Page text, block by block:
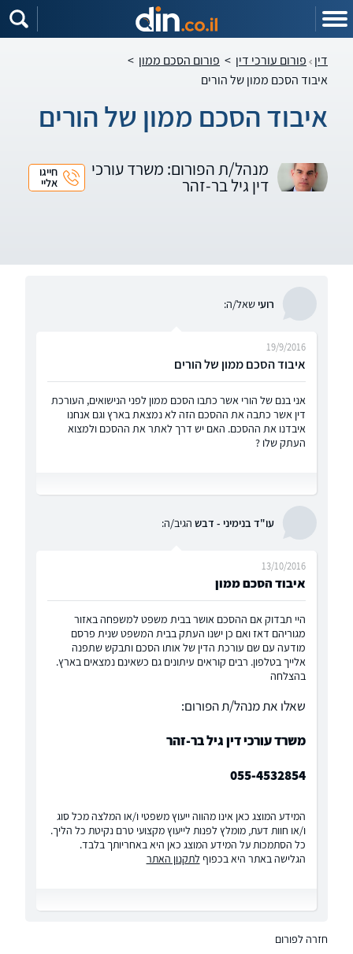
דין פורום עורכי דין > פורום הסכם ממון >
איבוד הסכם ממון של הורים
איבוד הסכם ממון של הורים
מנהל/ת הפורום: משרד עורכי
דין גיל בר-זהר
חייגו
אליי
רועישאל/ה:
איבוד הסכם ממון של הורים
19/9/2016
אני בנם של הורי אשר כתבו הסכם ממון לפני הנישואים, העורכת
דין אשר כתבה את ההסכם הזה לא נמצאת בארץ וגם אנחנו
איבדנו את ההסכם. האם יש דרך לאתר את ההסכם ולמצוא
העתק שלו ?
עו"ד בנימיני - דבש הגיב/ה:
איבוד הסכם ממון
13/10/2016
היי תבדוק אם ההסכם אושר בבית משפט למשפחה באזור
מגוריהם דאז ואם כן ישנו העתק בבית המשפט שנית פרסם
מודעה עם שם עורכת הדין של אותו הסכם ותבקש שתפנה
אלייך בטלפון. רבים קוראים עיתונים גם כשאינם נמצאים בארץ.
בהצלחה
שאלו את מנהל/ת הפורום:
משרד עורכי דין גיל בר-זהר
055-4532854
המידע המוצג כאן אינו מהווה ייעוץ משפטי ו/או המלצה מכל סוג
ו/או חוות דעת, מומלץ לפנות לייעוץ מקצועי טרם נקיטת כל הליך.
כל הסתמכות על המידע המוצג כאן היא באחריותך בלבד.
הגלישה באתר היא בכפוף לתקנון האתר
חזרה לפורום